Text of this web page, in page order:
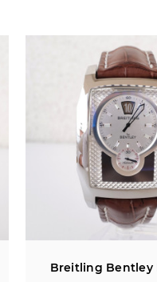
Breitling Bentley